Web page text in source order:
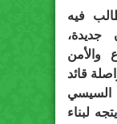
فيه
جديدة،
والأمن
قائد
السيسي
لبناء